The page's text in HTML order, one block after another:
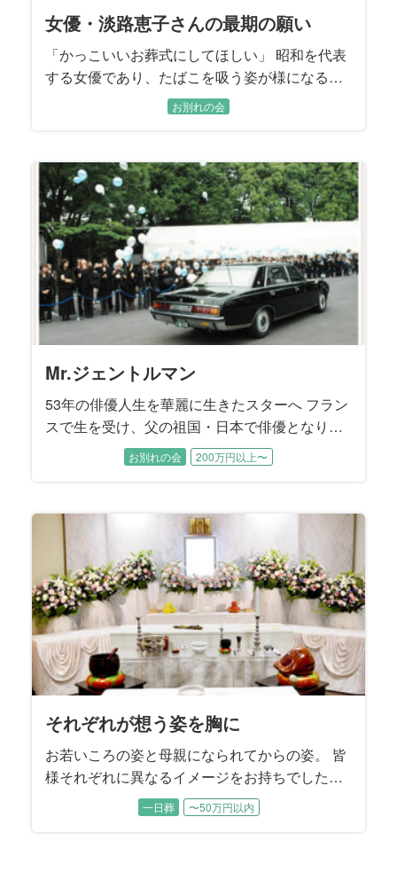
女優・淡路恵子さんの最期の願い
「かっこいいお葬式にしてほしい」 昭和を代表
する女優であり、たばこを吸う姿が様になる方
としても知られた淡路恵子さん。「私らしくか
っこいいお葬式にしてほしい」。 最期の願いを
うと決められた、ご長男で喪主を務められた島
英津夫さん。 お花見がお好きだった淡路さんの
ために、島さんが知り合いに頼んで、真冬に桜
を取り寄せられるほどです。 お二人の想いを汲
んで、颯爽と、凛々しく生きられた淡路さんの
お人柄が伝わるご葬儀になるようお手伝いさせ
ていただきました。
お別れの会
Mr.ジェントルマン
53年の俳優人生を華麗に生きたスターへ フラン
スで生を受け、父の祖国・日本で俳優となり、
一時代を築いた故人様。銀幕のスターから舞
台、テレビにも活躍の場を広げ、多くの人に愛
た。 彼を表現する時、だれもが口にする言葉は
「ジェントルマン」。 ダンディで優しいイメー
ジそのままに旅立って行かれた故人様と、愛す
る方々とのお別れ会を、私たちはお手伝いさせ
ていただきました。
お別れの会 200万円以上〜
それぞれが想う姿を胸に
お若いころの姿と母親になられてからの姿。 皆
様それぞれに異なるイメージをお持ちでした。
各時代のお姿をそれぞれにお話しいただきなが
ら、故人様を振り返っていただきました。
一日葬 〜50万円以内